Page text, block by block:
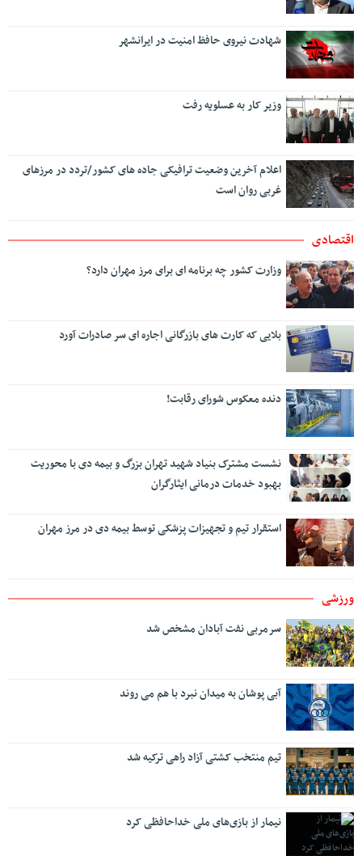
شهادت نیروی حافظ امنیت در ایرانشهر
وزیر کار به عسلویه رفت
اعلام آخرین وضعیت ترافیکی جاده های کشور/تردد در مرزهای
غربی روان است
اقتصادی
وزارت کشور چه برنامه ای برای مرز مهران دارد؟
بلایی که کارت های بازرگانی اجاره ای سر صادرات آورد
دنده معکوس شورای رقابت!
نشست مشترک بنیاد شهید تهران بزرگ و بیمه دی با محوریت
بهبود خدمات درمانی ایثارگران
استقرار تیم و تجهیزات پزشکی توسط بیمه دی در مرز مهران
ورزشی
سرمربی نفت آبادان مشخص شد
آبی پوشان به میدان نبرد با هم می روند
تیم منتخب کشتی آزاد راهی ترکیه شد
نیمار از بازی‌های ملی خداحافظی کرد